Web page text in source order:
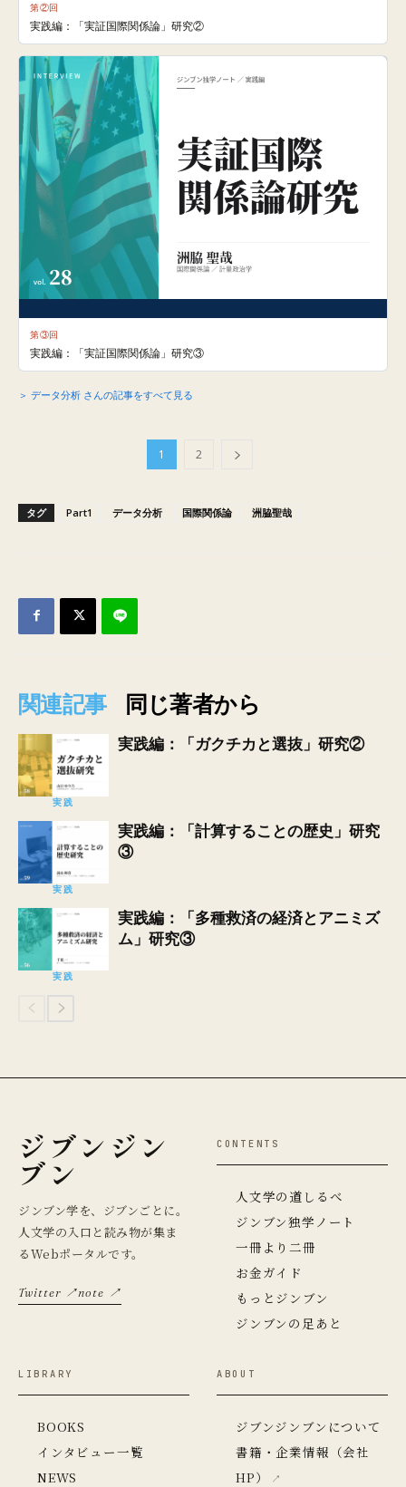
第②回
実践編：「実証国際関係論」研究②
第③回
実践編：「実証国際関係論」研究③
＞ データ分析 さんの記事をすべて見る
1 2
タグ Part1 データ分析 国際関係論 洲脇聖哉
関連記事 同じ著者から
実践
実践編：「ガクチカと選抜」研究②
実践
実践編：「計算することの歴史」研究
③
実践
実践編：「多種救済の経済とアニミズ
ム」研究③
ジブンジン
ブン
ジンブン学を、ジブンごとに。
人文学の入口と読み物が集ま
るWebポータルです。
Twitter ↗note ↗
CONTENTS
人文学の道しるべ
ジンブン独学ノート
一冊より二冊
お金ガイド
もっとジンブン
ジンブンの足あと
LIBRARY
BOOKS
インタビュー一覧
NEWS
ABOUT
ジブンジンブンについて
書籍・企業情報（会社
HP）